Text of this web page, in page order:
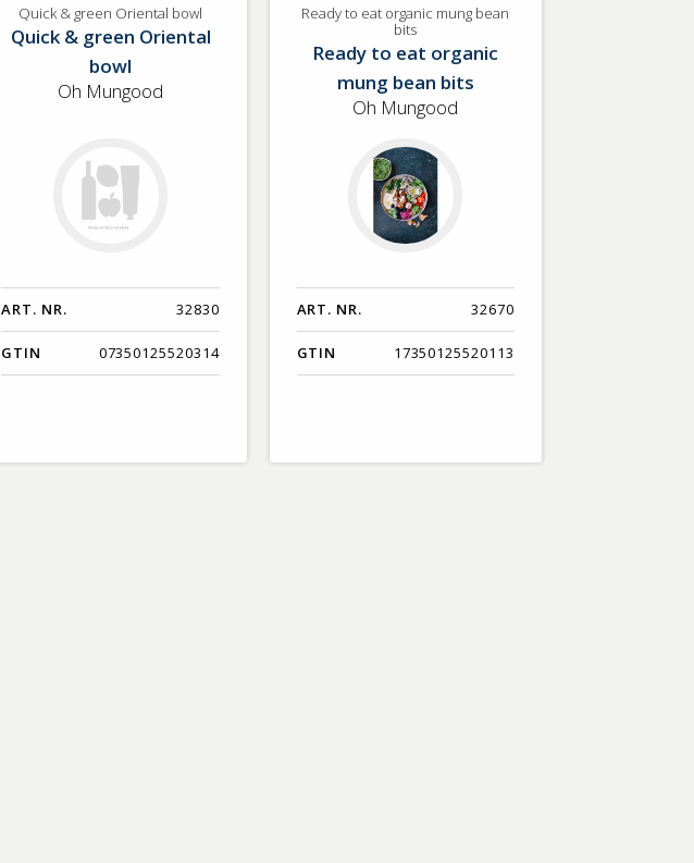
QuickQuick & green Oriental bowl
Quick & green Oriental
bowl
Oh Mungood
ART. NR. 32830
GTIN 07350125520314
Ready
organic
Ready to eat organic mung bean
bits
Ready to eat organic
mung bean bits
Oh Mungood
ART. NR. 32670
GTIN 17350125520113